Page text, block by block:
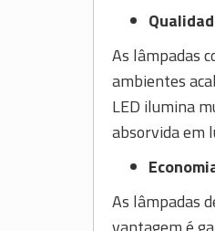
As lâmpadas
ambientes
LED ilumina
absorvida em
As lâmpadas